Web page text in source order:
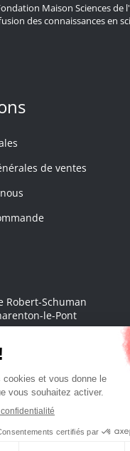
Maison Sciences
des connaissances en
de ventes
Robert-Schuman
le-Pont